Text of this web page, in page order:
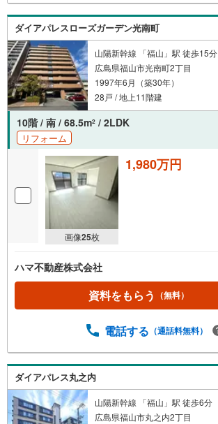
ダイアパレスローズガーデン光南町
山陽新幹線 「福山」駅 徒歩15分
広島県福山市光南町2丁目
1997年6月（築30年）
28戸 / 地上11階建
10階 / 南 / 68.5m2 / 2LDK
リフォーム
画像25枚
1,980万円
ハマ不動産株式会社
資料をもらう （無料）
電話する （通話料無料）
ダイアパレス丸之内
山陽新幹線 「福山」駅 徒歩6分
広島県福山市丸之内2丁目